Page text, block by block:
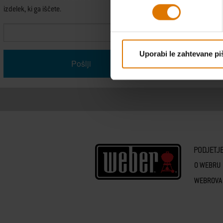
Uporabi le zahtevane
izdelek, ki ga iščete.
O WEBRU